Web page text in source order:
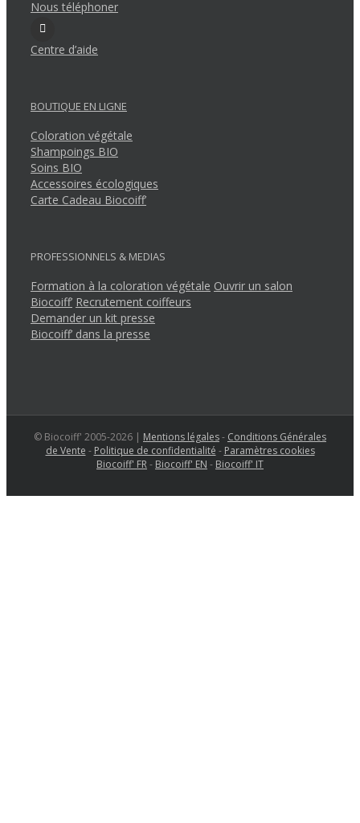
Nous téléphoner
Centre d’aide
BOUTIQUE EN LIGNE
Coloration végétale
Shampoings BIO
Soins BIO
Accessoires écologiques
Carte Cadeau Biocoiff’
PROFESSIONNELS & MEDIAS
Formation à la coloration végétale Ouvrir un salon
Biocoiff’ Recrutement coiffeurs
Demander un kit presse
Biocoiff’ dans la presse
© Biocoiff' 2005-2026 | Mentions légales- Conditions Générales
de Vente - Politique de confidentialité - Paramètres cookies
Biocoiff' FR- Biocoiff' EN - Biocoiff' IT